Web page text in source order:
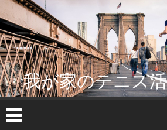
ン
テ
ン
ツ
へ
ス
キ
ッ
我が家のテニ